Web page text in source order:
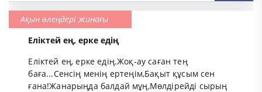
Ақын өлеңдері жинағы
Еліктей ең, ерке едің
Еліктей ең, ерке едің.Жоқ-ау саған тең
баға...Сенсің менің ертеңім,Бақыт құсым сен
ғана!Жанарыңда балдай мұң,Мөлдірейді сырың